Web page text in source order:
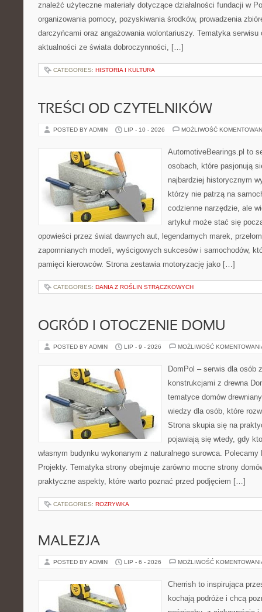
znaleźć użyteczne materiały dotyczące działalności fundacji w
organizowania pomocy, pozyskiwania środków, prowadzenia
darczyńcami oraz angażowania wolontariuszy. Tematyka
aktualności ze świata dobroczynności, […]
CATEGORIES: HISTORIA I KULTURA
TREŚCI OD CZYTELNIKÓW
POSTED BY ADMIN LIP - 10 - 2026 MOŻLIWOŚĆ
AutomotiveBearings.pl to
osobach, które pasjonują
najbardziej historycznym
którzy nie patrzą na
codzienne narzędzie, ale
artykuł może stać się
opowieści przez świat dawnych aut, legendarnych marek,
zapomnianych modeli, wyścigowych sukcesów i samochodów,
pamięci kierowców. Strona zestawia motoryzację jako […]
CATEGORIES: DANIA Z ROŚLIN STRĄCZKOWYCH
OGRÓD I OTOCZENIE DOMU
POSTED BY ADMIN LIP - 9 - 2026 MOŻLIWOŚĆ
DomPol – serwis dla osób
konstrukcjami z drewna
tematyce domów
wiedzy dla osób, które
Strona skupia się na
pojawiają się wtedy, gdy
własnym budynku wykonanym z naturalnego surowca.
Projekty. Tematyka strony obejmuje zarówno mocne strony
praktyczne aspekty, które warto poznać przed podjęciem […]
CATEGORIES: ROZRYWKA
MALEZJA
POSTED BY ADMIN LIP - 6 - 2026 MOŻLIWOŚĆ
Cherrish to inspirująca
kochają podróże i chcą